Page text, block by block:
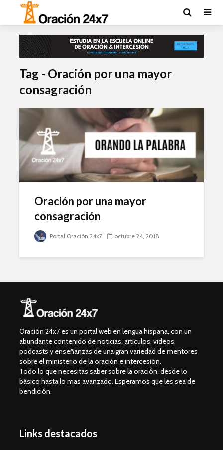
Tag - Oración por una mayor
consagración
Oración por una mayor
consagración
Portal Oración 24x7 octubre 24, 2018
Oración 24x7 es un portal web en lengua hispana, con un
abundante contenido de noticias, articulos, videos,
podcasts y enseñanzas de una gran variedad de mentores
sobre el ministerio de la oración e intercesión.
Todo lo que necesitas saber sobre la oración, desde lo
básico hasta lo mas avanzado. Esperamos que les sea de
bendición.
Links destacados